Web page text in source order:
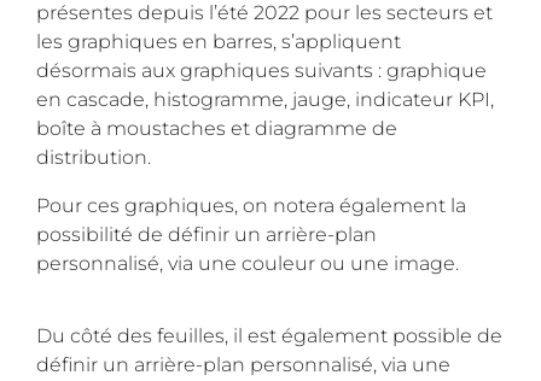
présentes depuis l’été 2022 pour les secteurs et
les graphiques en barres, s’appliquent
désormais aux graphiques suivants : graphique
en cascade, histogramme, jauge, indicateur KPI,
boîte à moustaches et diagramme de
distribution.
Pour ces graphiques, on notera également la
possibilité de définir un arrière-plan
personnalisé, via une couleur ou une image.
Du côté des feuilles, il est également possible de
définir un arrière-plan personnalisé, via une